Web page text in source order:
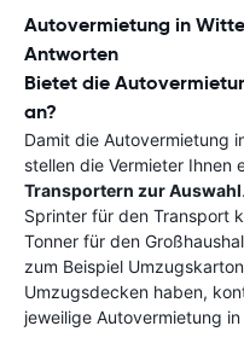
Autovermietung in
Antworten
Bietet die
an?
Damit die Autovermietung
stellen die Vermieter Ihnen
Transportern zur Auswahl
Sprinter für den Transport
Tonner für den
zum Beispiel
Umzugsdecken haben,
jeweilige Autovermietung